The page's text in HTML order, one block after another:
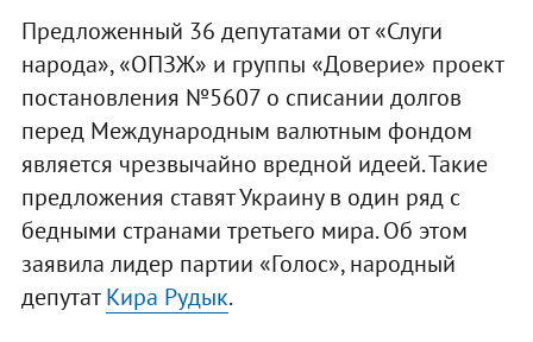
Предложенный 36 депутатами от «Слуги
народа», «ОПЗЖ» и группы «Доверие» проект
постановления №5607 о списании долгов
перед Международным валютным фондом
является чрезвычайно вредной идеей. Такие
предложения ставят Украину в один ряд с
бедными странами третьего мира. Об этом
заявила лидер партии «Голос», народный
депутатКира Рудык.